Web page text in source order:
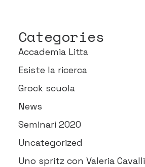
Categories
Accademia Litta
Esiste la ricerca
Grock scuola
News
Seminari 2020
Uncategorized
Uno spritz con Valeria Cavalli